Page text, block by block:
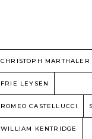
CHRISTOPH MARTHALER
FRIE LEYSEN
ROMEO CASTELLUCCI
WILLIAM KENTRIDGE